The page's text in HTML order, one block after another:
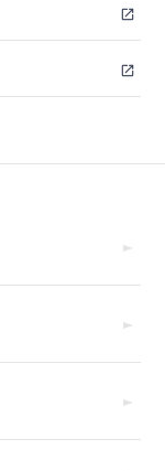
open_in_new
open_in_new